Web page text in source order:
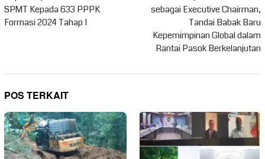
SPMT Kepada 633 PPPK
Formasi 2024 Tahap I
sebagai Executive Chairman,
Tandai Babak Baru
Kepemimpinan Global dalam
Rantai Pasok Berkelanjutan
POS TERKAIT